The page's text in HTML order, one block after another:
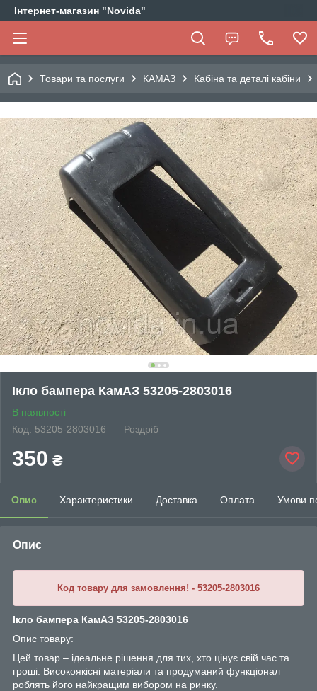
Інтернет-магазин "Novida"
Товари та послуги КАМАЗ Кабіна та деталі кабіни
Ікло бампера КамАЗ 53205-2803016
В наявності
Код: 53205-2803016
Роздріб
350 ₴
Опис Характеристики Доставка Оплата Умови
Опис
Код товару для замовлення! - 53205-2803016
Ікло бампера КамАЗ 53205-2803016
Опис товару:
Цей товар – ідеальне рішення для тих, хто цінує свій час та
гроші. Високоякісні матеріали та продуманий функціонал
роблять його найкращим вибором на ринку.